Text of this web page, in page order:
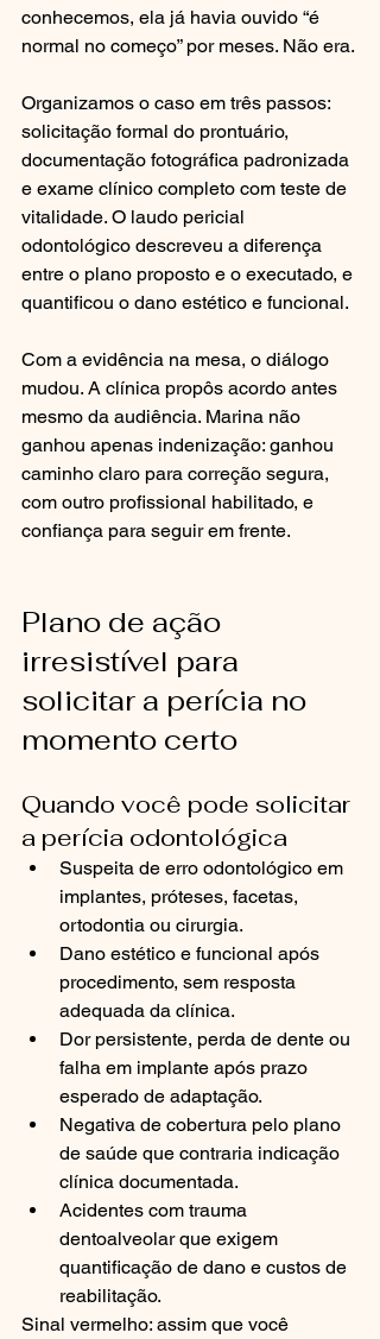
conhecemos, ela já havia ouvido “é
normal no começo” por meses. Não era.
Organizamos o caso em três passos:
solicitação formal do prontuário,
documentação fotográfica padronizada
e exame clínico completo com teste de
vitalidade. O laudo pericial
odontológico descreveu a diferença
entre o plano proposto e o executado, e
quantificou o dano estético e funcional.
Com a evidência na mesa, o diálogo
mudou. A clínica propôs acordo antes
mesmo da audiência. Marina não
ganhou apenas indenização: ganhou
caminho claro para correção segura,
com outro profissional habilitado, e
confiança para seguir em frente.
Plano de ação
irresistível para
solicitar a perícia no
momento certo
Quando você pode solicitar
a perícia odontológica
Suspeita de erro odontológico em
implantes, próteses, facetas,
ortodontia ou cirurgia.
Dano estético e funcional após
procedimento, sem resposta
adequada da clínica.
Dor persistente, perda de dente ou
falha em implante após prazo
esperado de adaptação.
Negativa de cobertura pelo plano
de saúde que contraria indicação
clínica documentada.
Acidentes com trauma
dentoalveolar que exigem
quantificação de dano e custos de
reabilitação.
Sinal vermelho: assim que você